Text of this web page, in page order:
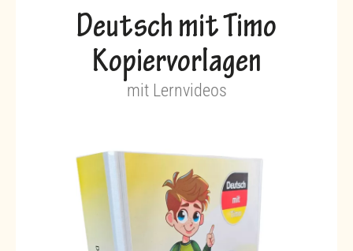
Deutsch mit Timo
Kopiervorlagen
mit Lernvideos